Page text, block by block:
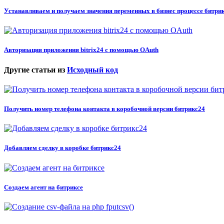
Устанавливаем и получаем значения переменных в бизнес процессе
Авторизация приложения bitrix24 с помощью OAuth
Другие статьи из Исходный код
Получить номер телефона контакта в коробочной версии битрикс24
Добавляем сделку в коробке битрикс24
Создаем агент на битриксе